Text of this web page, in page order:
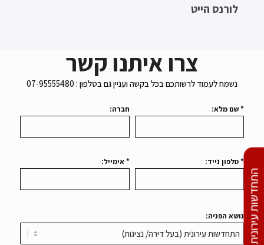
התחדשות עירונית
לורנס הייט
צרו איתנו קשר
נשמח לעמוד לרשותכם בכל בקשה ועניין גם בטלפון : 07-95555480
* שם מלא: חברה:
* טלפון נייד: * אימייל:
נושא הפניה: